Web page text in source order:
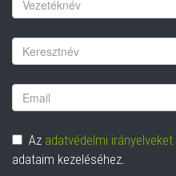
Vezetéknév
Email
cím
Adatvédelem
Az adatvédelmi irányelveket
adataim kezeléséhez.